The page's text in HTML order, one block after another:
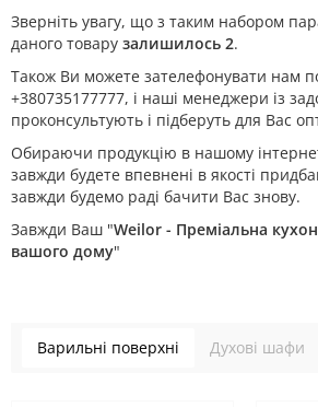
Зверніть увагу, що з таким набором
даного товару залишилось 2.
Також Ви можете зателефонувати нам
+380735177777, і наші менеджери із
проконсультують і підберуть для Вас
Обираючи продукцію в нашому
завжди будете впевнені в якості
завжди будемо раді бачити Вас знову.
Завжди Ваш "Weilor - Преміальна
вашого дому"
Варильні поверхні Духові шафи